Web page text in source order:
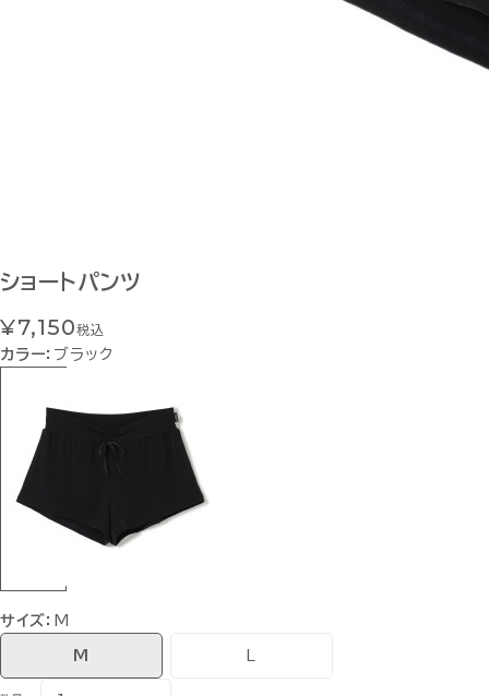
ショートパンツ
¥7,150税込
カラー： ブラック
サイズ： M
M